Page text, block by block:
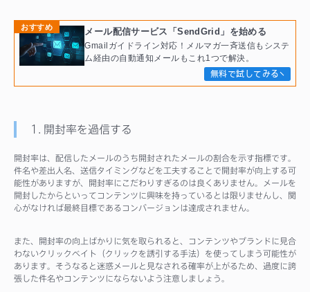
おすすめ
メール配信サービス「SendGrid」を始める
Gmailガイドライン対応！メルマガ一斉送信もシステ
ム経由の自動通知メールもこれ1つで解決。
無料で試してみる
1. 開封率を過信する
開封率は、配信したメールのうち開封されたメールの割合を示す指標です。
件名や差出人名、送信タイミングなどを工夫することで開封率が向上する可
能性がありますが、開封率にこだわりすぎるのは良くありません。メールを
開封したからといってコンテンツに興味を持っているとは限りませんし、関
心がなければ最終目標であるコンバージョンは達成されません。
また、開封率の向上ばかりに気を取られると、コンテンツやブランドに見合
わないクリックベイト（クリックを誘引する手法）を使ってしまう可能性が
あります。そうなると迷惑メールと見なされる確率が上がるため、過度に誇
張した件名やコンテンツにならないよう注意しましょう。